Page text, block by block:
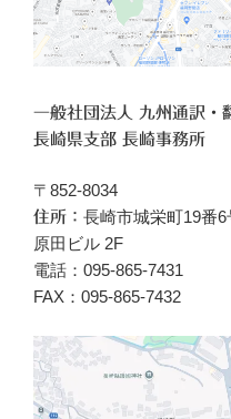
一般社団法人 九州通訳・
長崎県支部 長崎事務所
〒852-8034
住所： 長崎市城栄町19番6
原田ビル 2F
電話：095-865-7431
FAX：095-865-7432